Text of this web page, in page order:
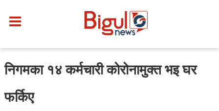
निगमका १४ कर्मचारी कोरोनामुक्त भइ घर
फर्किए